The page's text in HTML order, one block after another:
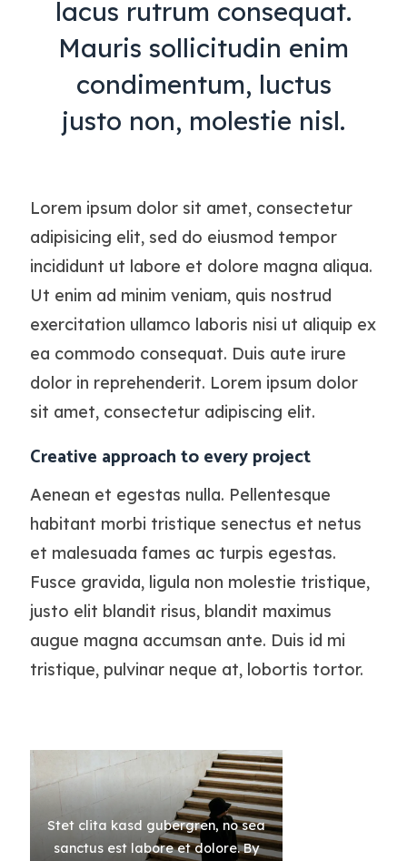
lacus rutrum consequat.
Mauris sollicitudin enim
condimentum, luctus
justo non, molestie nisl.
Lorem ipsum dolor sit amet, consectetur
adipisicing elit, sed do eiusmod tempor
incididunt ut labore et dolore magna aliqua.
Ut enim ad minim veniam, quis nostrud
exercitation ullamco laboris nisi ut aliquip ex
ea commodo consequat. Duis aute irure
dolor in reprehenderit. Lorem ipsum dolor
sit amet, consectetur adipiscing elit.
Creative approach to every project
Aenean et egestas nulla. Pellentesque
habitant morbi tristique senectus et netus
et malesuada fames ac turpis egestas.
Fusce gravida, ligula non molestie tristique,
justo elit blandit risus, blandit maximus
augue magna accumsan ante. Duis id mi
tristique, pulvinar neque at, lobortis tortor.
Stet clita kasd gubergren, no sea
sanctus est labore et dolore. By